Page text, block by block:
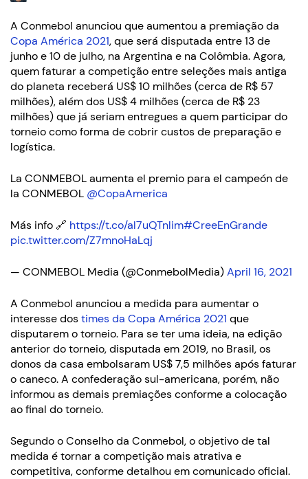
A Conmebol anunciou que aumentou a premiação da
Copa América 2021, que será disputada entre 13 de
junho e 10 de julho, na Argentina e na Colômbia. Agora,
quem faturar a competição entre seleções mais antiga
do planeta receberá US$ 10 milhões (cerca de R$ 57
milhões), além dos US$ 4 milhões (cerca de R$ 23
milhões) que já seriam entregues a quem participar do
torneio como forma de cobrir custos de preparação e
logística.
La CONMEBOL aumenta el premio para el campeón de
la CONMEBOL @CopaAmerica
Más info 🔗 https://t.co/al7uQTnlim#CreeEnGrande
pic.twitter.com/Z7mnoHaLqj
— CONMEBOL Media (@ConmebolMedia)April 16, 2021
A Conmebol anunciou a medida para aumentar o
interesse dostimes da Copa América 2021 que
disputarem o torneio. Para se ter uma ideia, na edição
anterior do torneio, disputada em 2019, no Brasil, os
donos da casa embolsaram US$ 7,5 milhões após faturar
o caneco. A confederação sul-americana, porém, não
informou as demais premiações conforme a colocação
ao final do torneio.
Segundo o Conselho da Conmebol, o objetivo de tal
medida é tornar a competição mais atrativa e
competitiva, conforme detalhou em comunicado oficial.